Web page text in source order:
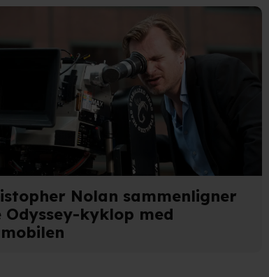
anvendes på
vi for at sikre
Du kan
.
Nolan sammenligner
Odyssey-kyklop med